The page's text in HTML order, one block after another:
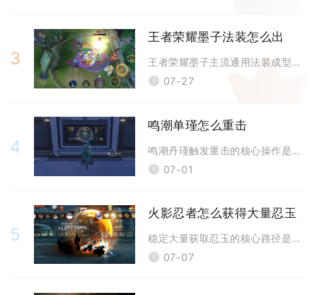
3
王者荣耀墨子法装怎么出
王者荣耀墨子主流通用法装成型顺序为冷静之靴、圣杯、回响之杖、博学者之怒
07-27
4
鸣潮单瑾怎么重击
鸣潮丹瑾触发重击的核心操作是在彤华能量达到60点以上时长按普攻键，满额
07-01
5
火影忍者怎么获得大量忍玉
稳定大量获取忍玉的核心路径是以小队突袭三倍奖励为每日基础产出，搭配各大
07-07